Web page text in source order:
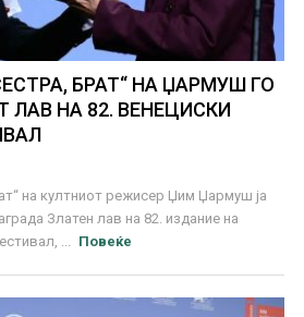
БРАТ“ НА ЏАРМУШ ГО
ЛАВ НА 82. ВЕНЕЦИСКИ
на култниот режисер Џим Џармуш ја
Златен лав на 82. издание на
...
Повеќе